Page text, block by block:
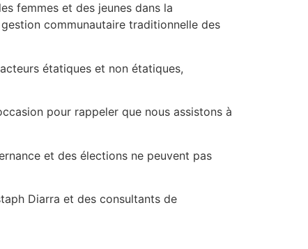
femmes et des jeunes dans la
communautaire traditionnelle des
étatiques et non étatiques,
pour rappeler que nous assistons à
et des élections ne peuvent pas
Diarra et des consultants de